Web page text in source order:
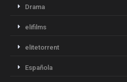
Drama
elifilms
elitetorrent
Española